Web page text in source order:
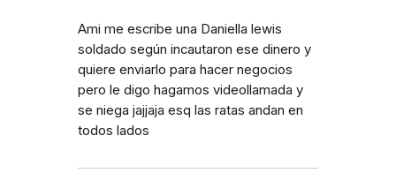
Ami me escribe una Daniella lewis
soldado según incautaron ese dinero y
quiere enviarlo para hacer negocios
pero le digo hagamos videollamada y
se niega jajjaja esq las ratas andan en
todos lados